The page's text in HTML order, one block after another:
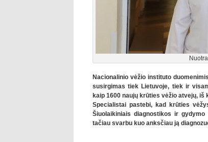
Nacionalinio vėžio instituto
susirgimas tiek Lietuvoje, tiek ir
kaip 1600 naujų krūties vėžio atvejų,
Specialistai pastebi, kad krūties
Šiuolaikiniais diagnostikos ir
tačiau svarbu kuo anksčiau ją